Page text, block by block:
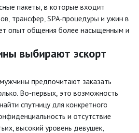
пакеты, в которые входит
трансфер, SPA-процедуры и ужин в
опыт общения более насыщенным и
выбирают эскорт
предпочитают заказать
Во-первых, это возможность
спутницу для конкретного
и отсутствие
высокий уровень девушек,